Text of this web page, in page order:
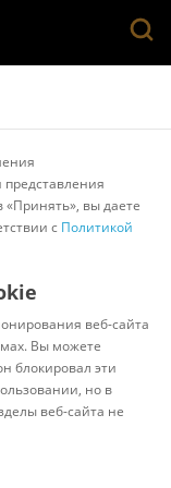
шины
175/65 R14
R17
шины Pirelli
225/45R18
представления
вы даете
с Политикой
веб-сайта
Вы можете
блокировал эти
но в
веб-сайта не